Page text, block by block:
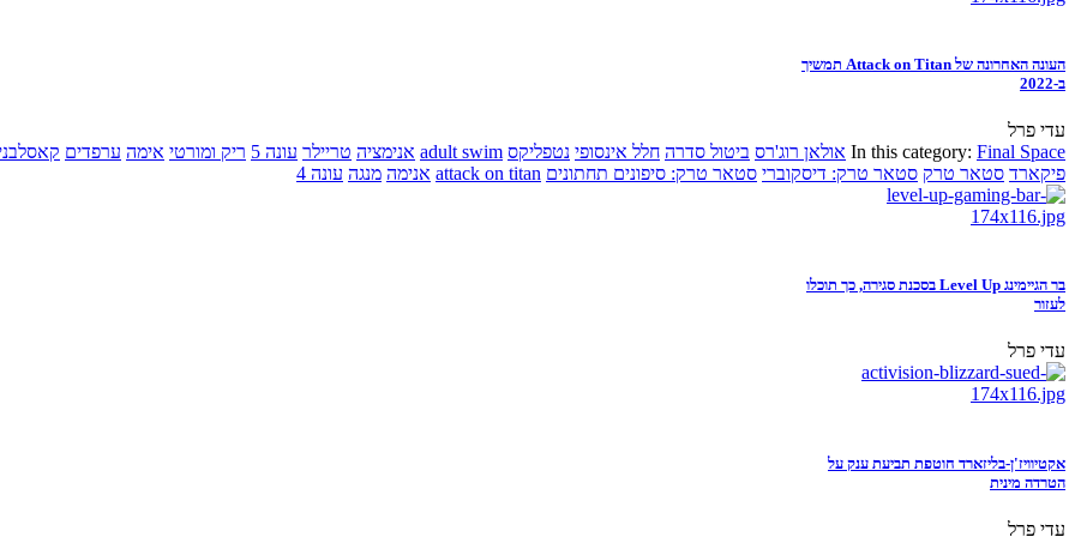
העונה האחרונה של Attack on Titan תמשיך
ב-2022
עדי פרל
In this category: Final Space אולאן רוג'רס ביטול סדרה חלל אינסופי נטפליקס adult swim אנימציה טריילר עונה 5 ריק ומורטי אימה ערפדים
פיקארד סטאר טרק סטאר טרק: דיסקוברי סטאר טרק: סיפונים תחתונים attack on titan אנימה מנגה עונה 4
בר הגיימינג Level Up בסכנת סגירה, כך תוכלו
לעזור
עדי פרל
אקטיוויז'ן-בליזארד חוטפת תביעת ענק על
הטרדה מינית
עדי פרל